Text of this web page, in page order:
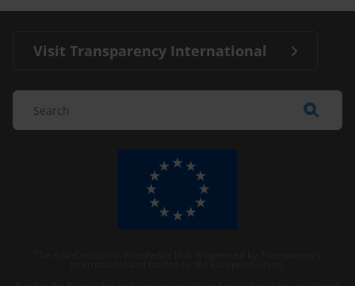
Visit Transparency International